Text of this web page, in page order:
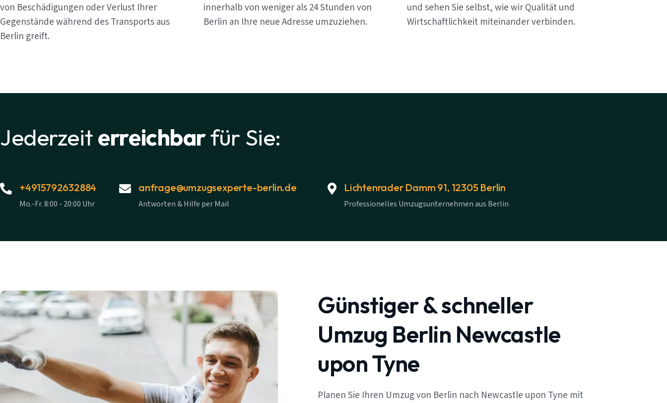
von Beschädigungen oder Verlust Ihrer
Gegenstände während des Transports aus
Berlin greift.
innerhalb von weniger als 24 Stunden von
Berlin an Ihre neue Adresse umzuziehen.
und sehen Sie selbst, wie wir Qualität und
Wirtschaftlichkeit miteinander verbinden.
Jederzeiterreichbarfür Sie:
+4915792632884
Mo.-Fr. 8:00 - 20:00 Uhr
anfrage@umzugsexperte-berlin.de
Antworten & Hilfe per Mail
Lichtenrader Damm 91, 12305 Berlin
Professionelles Umzugsunternehmen aus Berlin
Günstiger & schneller
Umzug Berlin Newcastle
upon Tyne
Planen Sie Ihren Umzug von Berlin nach Newcastle upon Tyne mit